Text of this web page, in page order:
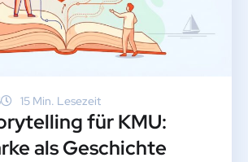
15 Min. Lesezeit
für KMU:
als Geschichte